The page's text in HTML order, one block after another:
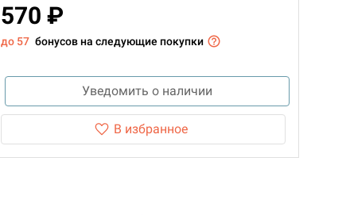
570 ₽
до 57 бонусов на следующие покупки
Уведомить о наличии
В избранное